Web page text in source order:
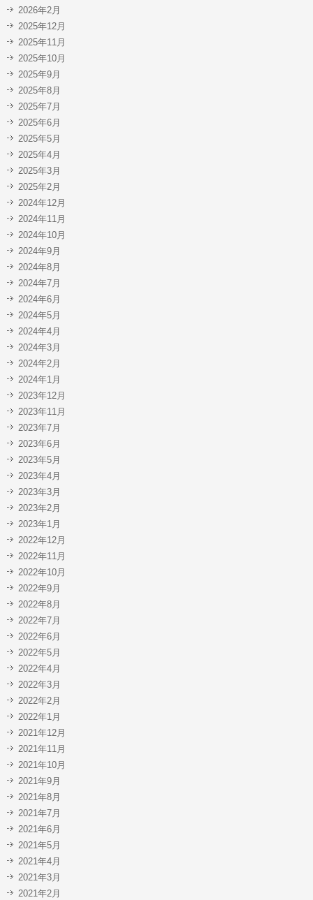
2026年2月
2025年12月
2025年11月
2025年10月
2025年9月
2025年8月
2025年7月
2025年6月
2025年5月
2025年4月
2025年3月
2025年2月
2024年12月
2024年11月
2024年10月
2024年9月
2024年8月
2024年7月
2024年6月
2024年5月
2024年4月
2024年3月
2024年2月
2024年1月
2023年12月
2023年11月
2023年7月
2023年6月
2023年5月
2023年4月
2023年3月
2023年2月
2023年1月
2022年12月
2022年11月
2022年10月
2022年9月
2022年8月
2022年7月
2022年6月
2022年5月
2022年4月
2022年3月
2022年2月
2022年1月
2021年12月
2021年11月
2021年10月
2021年9月
2021年8月
2021年7月
2021年6月
2021年5月
2021年4月
2021年3月
2021年2月